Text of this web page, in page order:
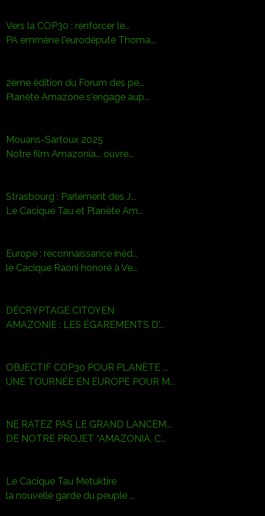
Vers la COP30 : renforcer le...
PA emmène l'eurodéputé Thoma...
2ème édition du Forum des pe...
Planète Amazone s'engage aup...
Mouans-Sartoux 2025
Notre film Amazonia... ouvre...
Strasbourg : Parlement des J...
Le Cacique Tau et Planète Am...
Europe : reconnaissance inéd...
le Cacique Raoni honoré à Ve...
DÉCRYPTAGE CITOYEN
AMAZONIE : LES ÉGAREMENTS D'...
OBJECTIF COP30 POUR PLANÈTE ...
UNE TOURNÉE EN EUROPE POUR M...
NE RATEZ PAS LE GRAND LANCEM...
DE NOTRE PROJET “AMAZONIA, C...
Le Cacique Tau Metuktire
la nouvelle garde du peuple ...